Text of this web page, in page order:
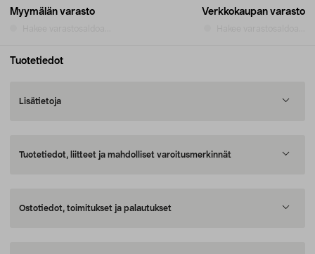
Myymälän varasto Verkkokaupan varasto
Tuotetiedot
Lisätietoja
Tuotetiedot, liitteet ja mahdolliset varoitusmerkinnät
Ostotiedot, toimitukset ja palautukset